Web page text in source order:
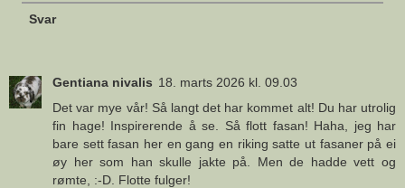
Svar
Gentiana nivalis 18. marts 2026 kl. 09.03
Det var mye vår! Så langt det har kommet alt! Du har utrolig
fin hage! Inspirerende å se. Så flott fasan! Haha, jeg har
bare sett fasan her en gang en riking satte ut fasaner på ei
øy her som han skulle jakte på. Men de hadde vett og
rømte, :-D. Flotte fulger!